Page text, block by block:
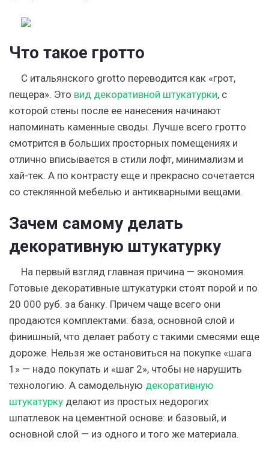
Что такое гротто
С итальянского grotto переводится как «грот,
пещера». Это вид декоративной штукатурки, с
которой стены после ее нанесения начинают
напоминать каменные своды. Лучше всего гротто
смотрится в больших просторных помещениях и
отлично вписывается в стили лофт, минимализм и
хай-тек. А по контрасту еще и прекрасно сочетается
со стеклянной мебелью и антикварными вещами.
Зачем самому делать
декоративную штукатурку
На первый взгляд главная причина — экономия.
Готовые декоративные штукатурки стоят порой и по
20 000 руб. за банку. Причем чаще всего они
продаются комплектами: база, основной слой и
финишный, что делает работу с такими смесями еще
дороже. Нельзя же остановиться на покупке «шага
1» — надо покупать и «шаг 2», чтобы не нарушить
технологию. А самодельную декоративную
штукатурку делают из простых недорогих
шпатлевок на цементной основе: и базовый, и
основной слой — из одного и того же материала.